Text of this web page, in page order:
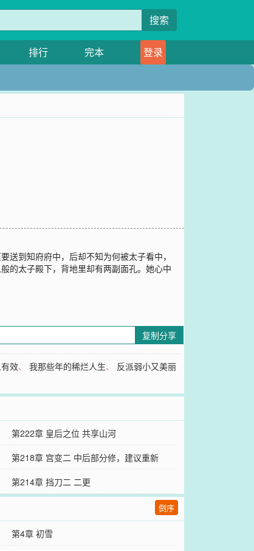
搜索
排行 完本
登录
到知府府中，后却不知为何被太子看中，
的太子殿下，背地里却有两副面孔。她心中
复制分享
效、我那些年的稀烂人生、 反派弱小又美丽
第222章 皇后之位 共享山河
第218章 宫变二 中后部分修，建议重新
看……
第214章 挡刀二 二更
倒序
第4章 初雪